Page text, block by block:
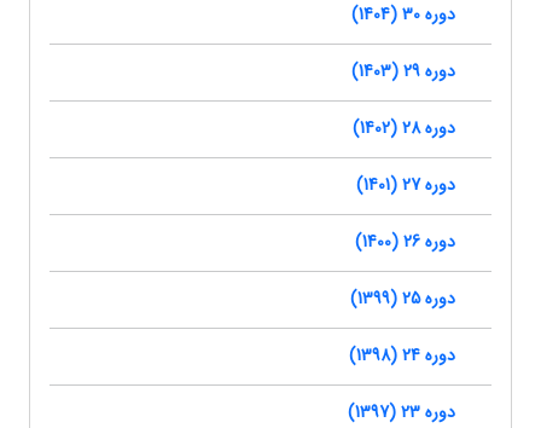
دوره 30 (1404)
دوره 29 (1403)
دوره 28 (1402)
دوره 27 (1401)
دوره 26 (1400)
دوره 25 (1399)
دوره 24 (1398)
دوره 23 (1397)